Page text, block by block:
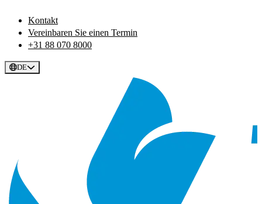
Kontakt
Vereinbaren Sie einen Termin
+31 88 070 8000
DE